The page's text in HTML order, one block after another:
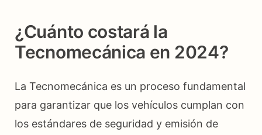
¿Cuánto costará la
Tecnomecánica en 2024?
La Tecnomecánica es un proceso fundamental
para garantizar que los vehículos cumplan con
los estándares de seguridad y emisión de